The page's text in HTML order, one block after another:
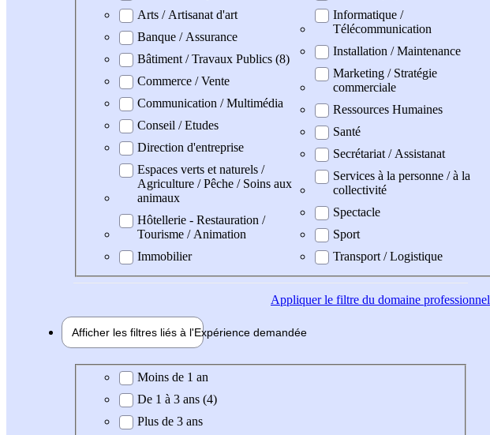
Arts / Artisanat d'art
Banque / Assurance
Bâtiment / Travaux Publics (8)
Commerce / Vente
Communication / Multimédia
Conseil / Etudes
Direction d'entreprise
Espaces verts et naturels /
Agriculture / Pêche / Soins aux
animaux
Hôtellerie - Restauration /
Tourisme / Animation
Immobilier
Informatique /
Télécommunication
Installation / Maintenance
Marketing / Stratégie
commerciale
Ressources Humaines
Santé
Secrétariat / Assistanat
Services à la personne / à la
collectivité
Spectacle
Sport
Transport / Logistique
Appliquerle filtre du domaine professionnel
Afficher les filtres liés à l'Expérience demandée
Expérience demandée
Moins de 1 an
De 1 à 3 ans (4)
Plus de 3 ans